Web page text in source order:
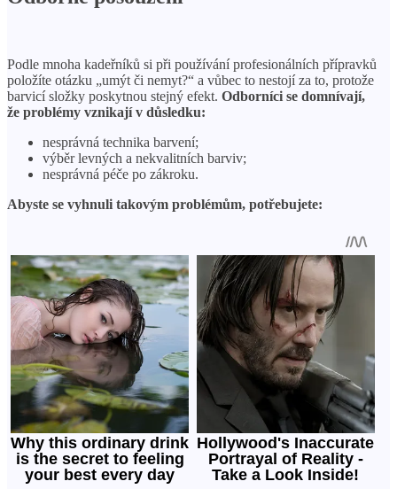
Podle mnoha kadeřníků si při používání profesionálních přípravků
položíte otázku „umýt či nemyt?“ a vůbec to nestojí za to, protože
barvicí složky poskytnou stejný efekt. Odborníci se domnívají,
že problémy vznikají v důsledku:
nesprávná technika barvení;
výběr levných a nekvalitních barviv;
nesprávná péče po zákroku.
Abyste se vyhnuli takovým problémům, potřebujete: